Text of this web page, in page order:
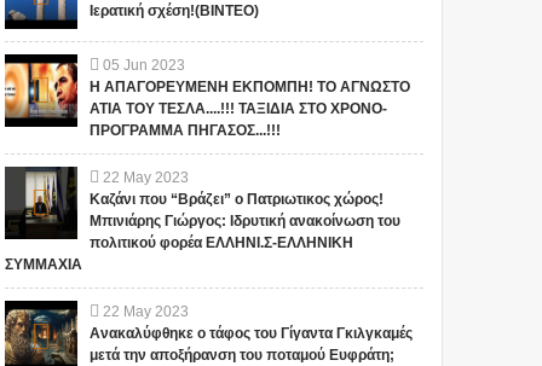
Ιερατική σχέση!(ΒΙΝΤΕΟ)
05 Jun 2023
Η ΑΠΑΓΟΡΕΥΜΕΝΗ ΕΚΠΟΜΠΗ! ΤΟ ΑΓΝΩΣΤΟ
ΑΤΙΑ ΤΟΥ ΤΕΣΛΑ....!!! ΤΑΞΙΔΙΑ ΣΤΟ ΧΡΟΝΟ-
ΠΡΟΓΡΑΜΜΑ ΠΗΓΑΣΟΣ...!!!
22 May 2023
Καζάνι που “Βράζει” ο Πατριωτικος χώρος!
Μπινιάρης Γιώργος: Ιδρυτική ανακοίνωση του
πολιτικού φορέα ΕΛΛΗΝΙ.Σ-ΕΛΛΗΝΙΚΗ
ΣΥΜΜΑΧΙΑ
22 May 2023
Ανακαλύφθηκε ο τάφος του Γίγαντα Γκιλγκαμές
μετά την αποξήρανση του ποταμού Ευφράτη;